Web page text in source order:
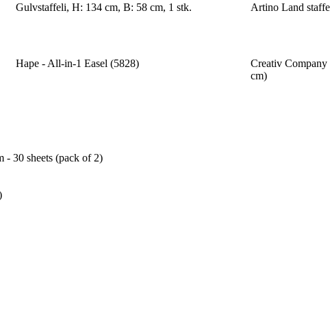
Gulvstaffeli, H: 134 cm, B: 58 cm, 1 stk. Artino Land
Hape - All-in-1 Easel (5828)
Creativ
cm)
- 30 sheets (pack of 2)